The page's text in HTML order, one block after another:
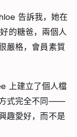
告訴我，她在
的糖爸，兩個人
嚴格，會員素質
上建立了個人檔
方式完全不同——
趣愛好，而不是